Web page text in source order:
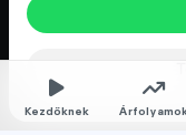
Kezdőknek